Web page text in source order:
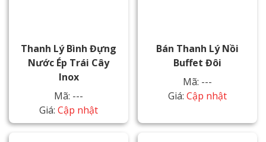
Thanh Lý Bình Đựng
Nước Ép Trái Cây
Inox
Mã: ---
Giá: Cập nhật
Bán Thanh Lý Nồi
Buffet Đôi
Mã: ---
Giá: Cập nhật